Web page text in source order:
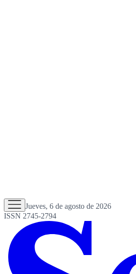
Jueves, 6 de agosto de 2026
ISSN 2745-2794